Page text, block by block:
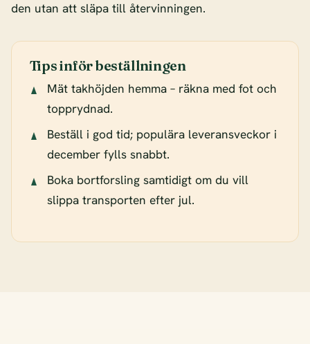
den utan att släpa till återvinningen.
Tips inför beställningen
Mät takhöjden hemma – räkna med fot och
topprydnad.
Beställ i god tid; populära leveransveckor i
december fylls snabbt.
Boka bortforsling samtidigt om du vill
slippa transporten efter jul.